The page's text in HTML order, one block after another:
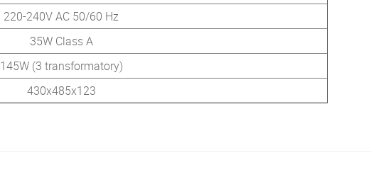
220-240V AC 50/60 Hz
35W Class A
145W (3 transformatory)
430x485x123